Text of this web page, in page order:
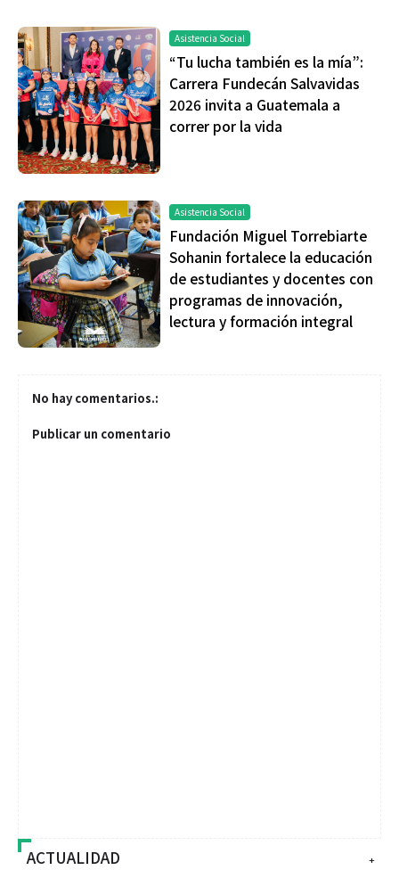
Asistencia Social
“Tu lucha también es la mía”:
Carrera Fundecán Salvavidas
2026 invita a Guatemala a
correr por la vida
Asistencia Social
Fundación Miguel Torrebiarte
Sohanin fortalece la educación
de estudiantes y docentes con
programas de innovación,
lectura y formación integral
No hay comentarios.:
Publicar un comentario
+
ACTUALIDAD